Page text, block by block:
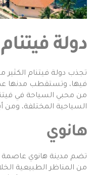
دولة
تجذب دولة فيتنام
فيها، وتستقطب مدنها
السياحية المختلفة، ومن
هانوي
تضم مدينة هانوي عاصمة
من المناظر الطبيعية